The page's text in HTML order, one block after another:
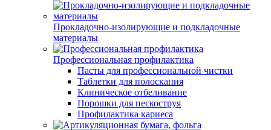
Прокладочно-изолирующие и подкладочные
материалы
Профессиональная профилактика
Пасты для профессиональной чистки
Таблетки для полоскания
Клиническое отбеливание
Порошки для пескоструя
Профилактика кариеса